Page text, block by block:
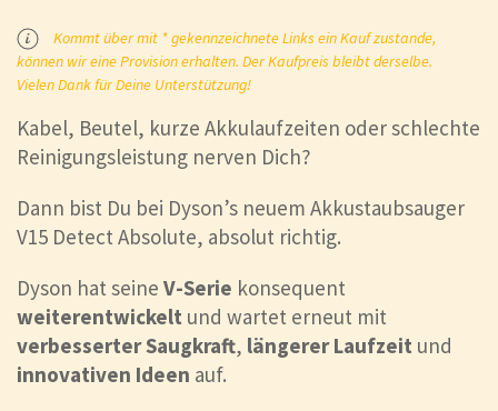
Kommt über mit * gekennzeichnete Links ein Kauf zustande,
können wir eine Provision erhalten. Der Kaufpreis bleibt derselbe.
Vielen Dank für Deine Unterstützung!
Kabel, Beutel, kurze Akkulaufzeiten oder schlechte
Reinigungsleistung nerven Dich?
Dann bist Du bei Dyson’s neuem Akkustaubsauger
V15 Detect Absolute, absolut richtig.
Dyson hat seine V-Serie konsequent
weiterentwickelt und wartet erneut mit
verbesserter Saugkraft, längerer Laufzeit und
innovativen Ideen auf.